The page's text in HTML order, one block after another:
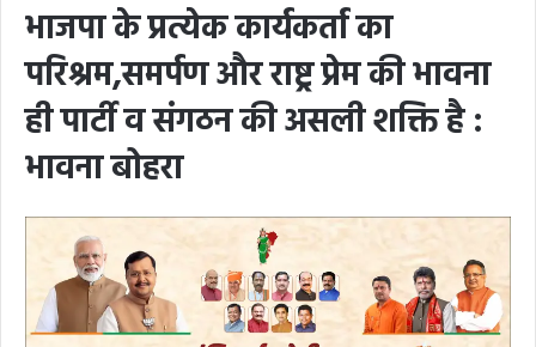
भाजपा के प्रत्येक कार्यकर्ता का
परिश्रम,समर्पण और राष्ट्र प्रेम की भावना
ही पार्टी व संगठन की असली शक्ति है :
भावना बोहरा